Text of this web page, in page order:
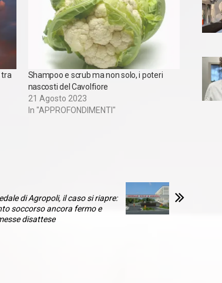
tra
Shampoo e scrub ma non solo, i poteri
nascosti del Cavolfiore
21 Agosto 2023
In "APPROFONDIMENTI"
di Agropoli, il caso si riapre:
soccorso ancora fermo e
disattese